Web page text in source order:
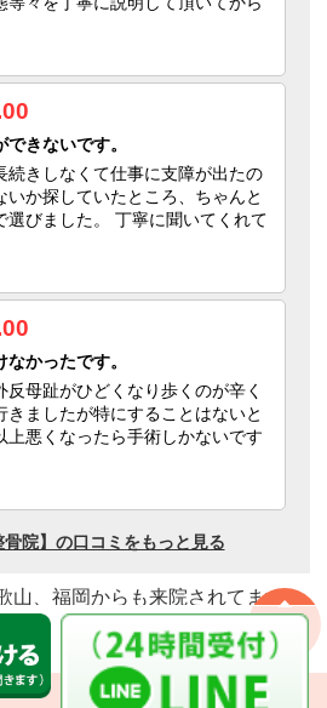
山、福岡からも来院されてます
ページの
先頭へ